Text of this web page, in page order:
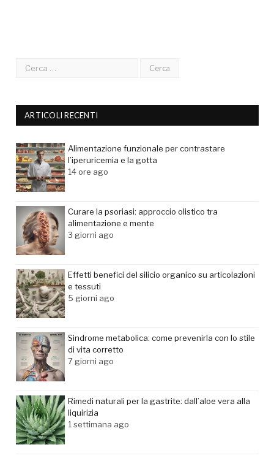
ARTICOLI RECENTI
Alimentazione funzionale per contrastare
l’iperuricemia e la gotta
14 ore ago
Curare la psoriasi: approccio olistico tra
alimentazione e mente
3 giorni ago
Effetti benefici del silicio organico su articolazioni
e tessuti
5 giorni ago
Sindrome metabolica: come prevenirla con lo stile
di vita corretto
7 giorni ago
Rimedi naturali per la gastrite: dall’aloe vera alla
liquirizia
1 settimana ago